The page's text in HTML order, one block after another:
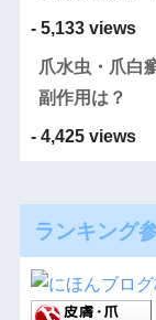
- 5,133 views
爪水虫・爪白
副作用は？
- 4,425 views
ランキング